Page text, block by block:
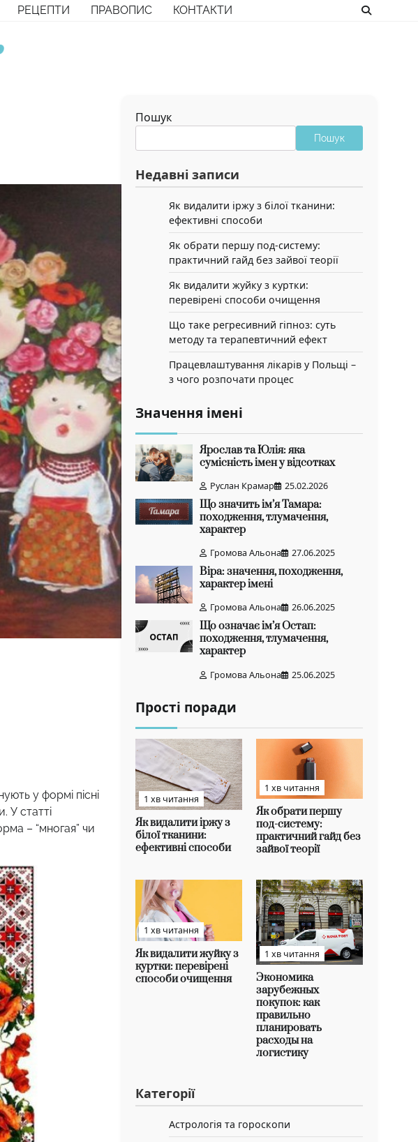
РЕЦЕПТИ ПРАВОПИС КОНТАКТИ
у формі пісні
У статті
– “многая” чи
Пошук
Пошук
Недавні записи
Як видалити іржу з білої тканини:
ефективні способи
Як обрати першу под-систему:
практичний гайд без зайвої теорії
Як видалити жуйку з куртки:
перевірені способи очищення
Що таке регресивний гіпноз: суть
методу та терапевтичний ефект
Працевлаштування лікарів у Польщі –
з чого розпочати процес
Значення імені
Ярослав та Юлія: яка
сумісність імен у відсотках
Руслан Крамар 25.02.2026
Що значить ім’я Тамара:
походження, тлумачення,
характер
Громова Альона 27.06.2025
Віра: значення, походження,
характер імені
Громова Альона 26.06.2025
Що означає ім’я Остап:
походження, тлумачення,
характер
Громова Альона 25.06.2025
Прості поради
1 хв читання
Як видалити іржу з
білої тканини:
ефективні способи
1 хв читання
Як обрати першу
под-систему:
практичний гайд без
зайвої теорії
1 хв читання
Як видалити жуйку з
куртки: перевірені
способи очищення
1 хв читання
Экономика
зарубежных
покупок: как
правильно
планировать
расходы на
логистику
Категорії
Астрологія та гороскопи